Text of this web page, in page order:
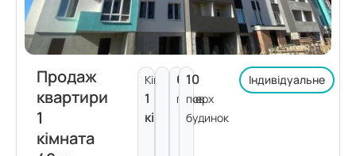
Продаж
квартири
1
кімната
Кімнат:
1
кімната
6
поверх
10
пов.
будинок
Індивідуальне